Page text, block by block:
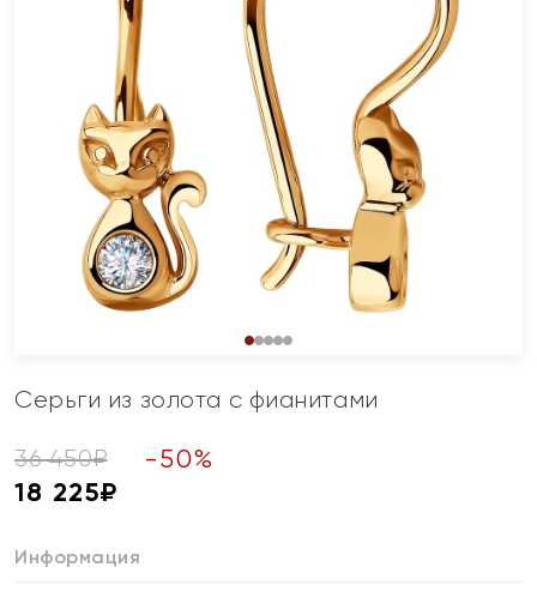
Серьги из золота с фианитами
36 450₽ -50%
18 225₽
Информация